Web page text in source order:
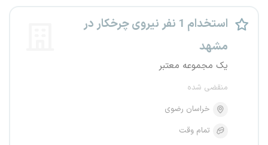
استخدام 1 نفر نیروی چرخکار در
مشهد
یک مجموعه معتبر
منقضی شده
خراسان رضوی
تمام وقت